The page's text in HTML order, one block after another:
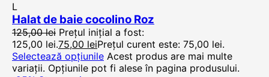
L
Halat de baie cocolino Roz
125,00lei Prețul inițial a fost:
125,00 lei.75,00 leiPrețul curent este: 75,00 lei.
Selectează opțiunile Acest produs are mai multe
variații. Opțiunile pot fi alese în pagina produsului.